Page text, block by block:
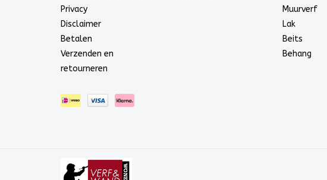
Privacy
Disclaimer
Betalen
Verzenden en
retourneren
Muurverf
Lak
Beits
Behang